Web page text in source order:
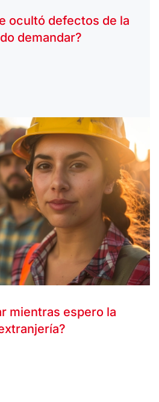
ocultó defectos de la
demandar?
mientras espero la